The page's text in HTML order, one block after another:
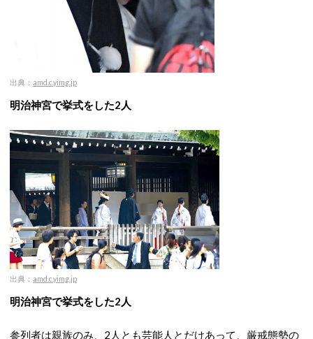
出典： amd.c.yimg.jp
明治神宮で挙式をした2人
出典： amd.c.yimg.jp
明治神宮で挙式をした2人
参列者は親族のみ、2人とも芸能人とだけあって、厳戒態勢の